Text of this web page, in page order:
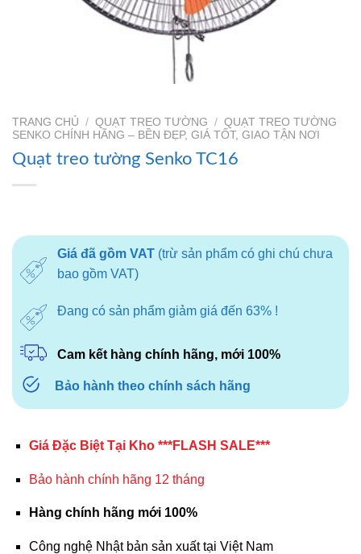
TRANG CHỦ / QUẠT TREO TƯỜNG / QUẠT TREO TƯỜNG
SENKO CHÍNH HÃNG – BỀN ĐẸP, GIÁ TỐT, GIAO TẬN NƠI
Quạt treo tường Senko TC16
Giá đã gồm VAT(trừ sản phẩm có ghi chú chưa
bao gồm VAT)
Đang có sản phẩm giảm giá đến 63% !
Cam kết hàng chính hãng, mới 100%
Bảo hành theo chính sách hãng
Giá Đặc Biệt Tại Kho ***FLASH SALE***
Bảo hành chính hãng 12 tháng
Hàng chính hãng mới 100%
Công nghệ Nhật bản sản xuất tại Việt Nam